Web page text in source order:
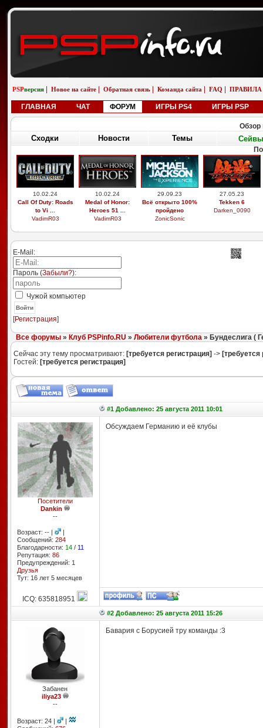
PSPверсия Новое на сайте Обратная связь Команда сайта FAQ ПРАВИЛА
ГЛАВНАЯ ЧАТ ФОРУМ ИГРЫ PS4 ИГРЫ PSP
Обзор
Сходки Новости Темы Сейвы
10.02.24
Call Of Duty: Roads
to Vi ...
VadimR03
10.02.24
Medal of Honor:
Heroes 51 ...
VadimR03
29.09.23
Всё открыто 100%
пройдено
ZonicSonic
27.05.23
Tekken 6
Darken_0090
E-Mail:
Пароль (Забыли?):
Чужой компьютер
Войти
[Регистрация]
Все форумы» Клуб PSPinfo.RU » Любители футбола» Бундеслига (
Сейчас эту тему просматривают: [требуется регистрация] -> [требуется
Гостей: [требуется регистрация]
#1 Добавлено: 25 августа 2011 10:01
Посетители
Dankin
--
Возраст: -- |
|
Сообщений: 284
Благодарности: 14/ 11
Репутация: 86
Предупреждений: 1
Друзья
Тут: 16 лет 5 месяцев
Обсуждаем Германию и её клубы
ICQ: 635818951
#2 Добавлено: 25 августа 2011 15:26
Забанен
iliya23
--
Возраст: 24 |
|
Бавария с Борусией тру команды :3